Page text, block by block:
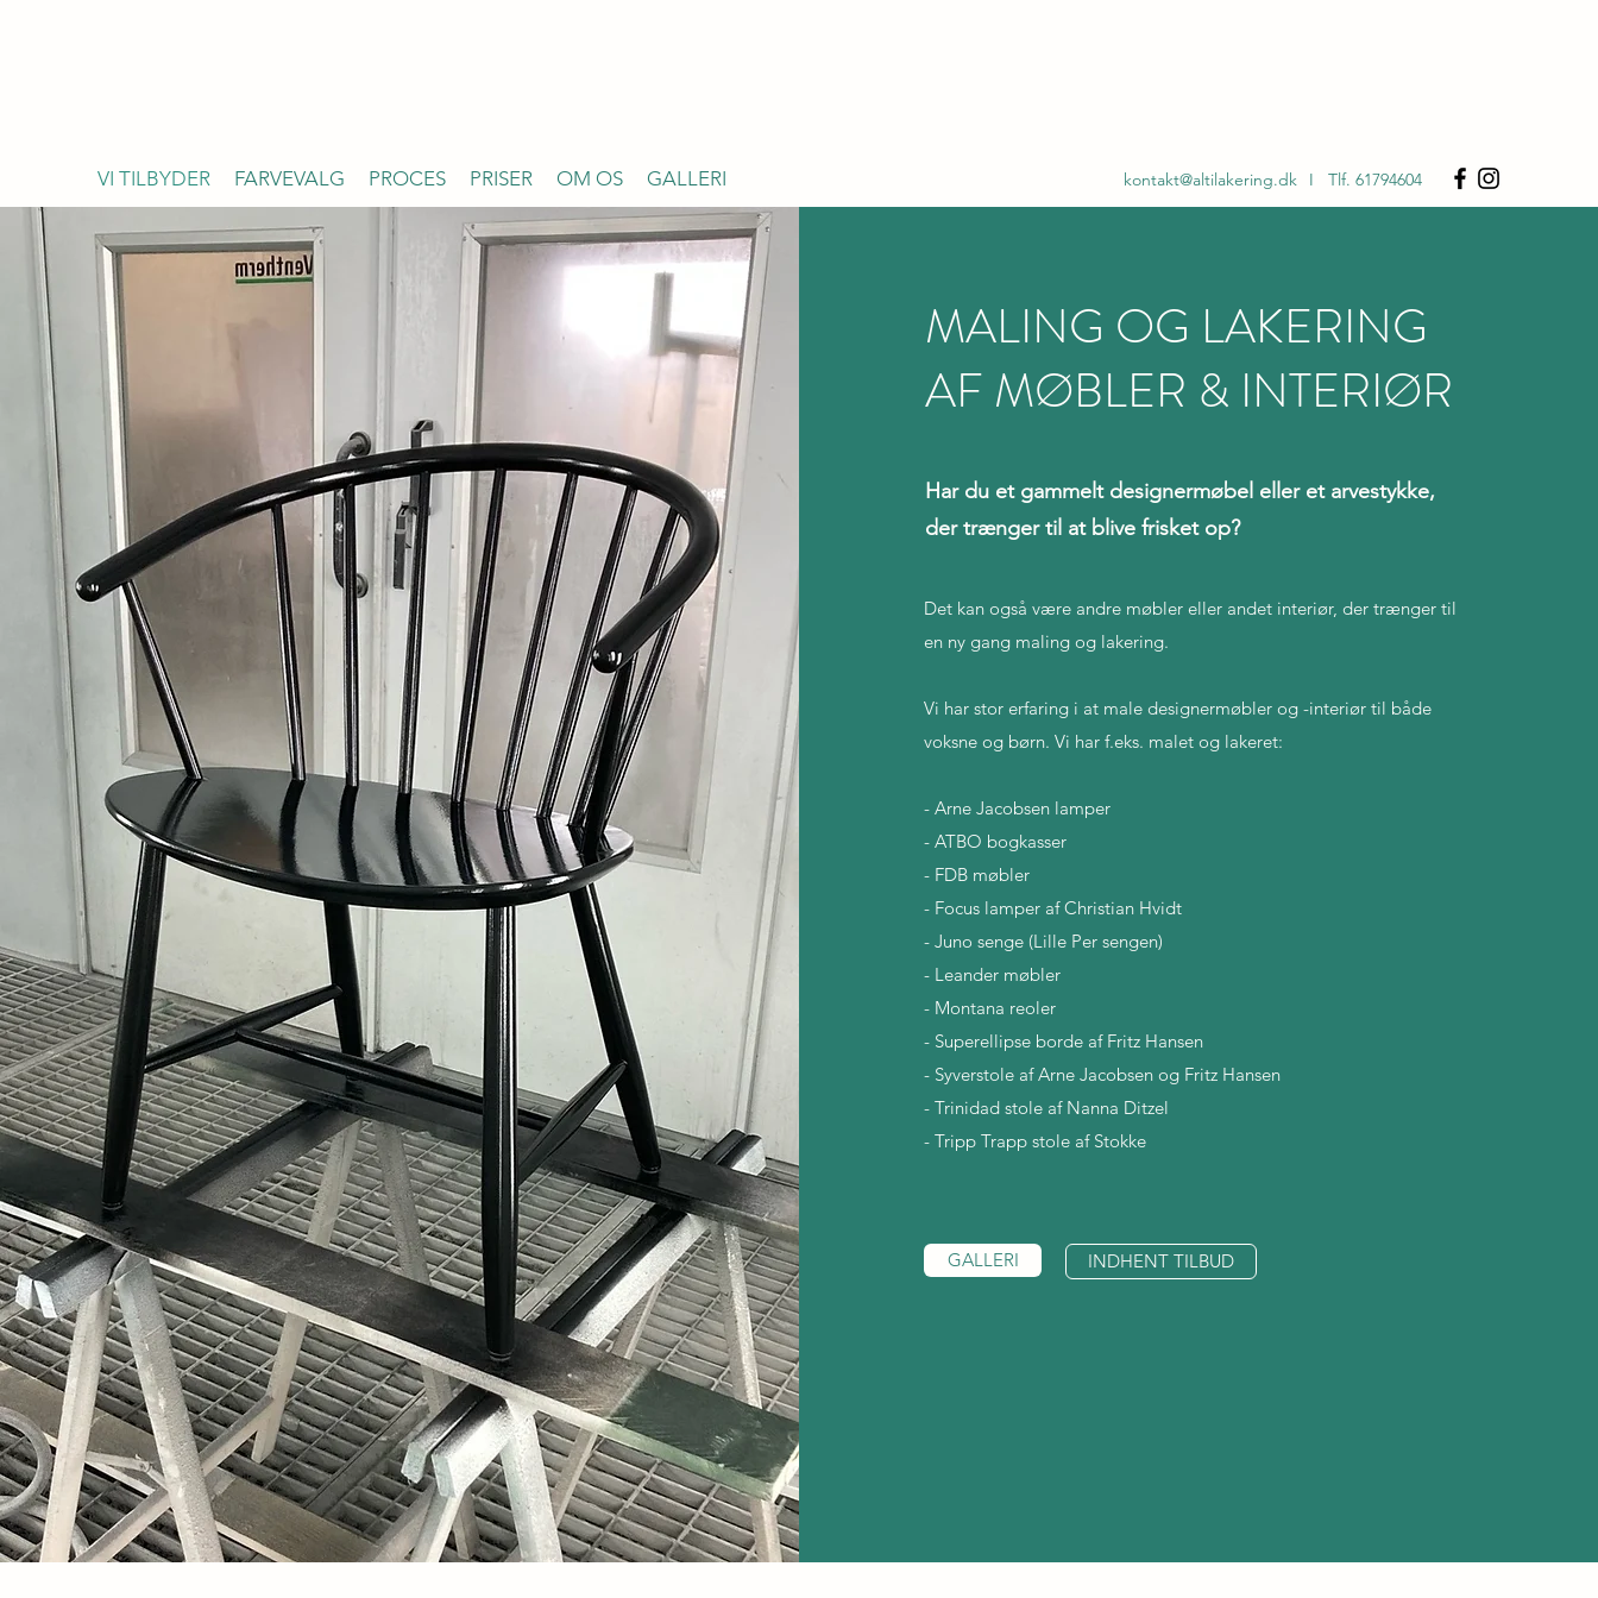
VI TILBYDER FARVEVALG PROCES PRISER OM OS GALLERI kontakt@altilakering.dk I Tlf. 61794604
MALING OG LAKERING
AF MØBLER & INTERIØR
Har du et gammelt designermøbel eller et arvestykke,
der trænger til at blive frisket op?
Det kan også være andre møbler eller andet interiør, der trænger til
en ny gang maling og lakering.
Vi har stor erfaring i at male designermøbler og -interiør til både
voksne og børn. Vi har f.eks. malet og lakeret:
- Arne Jacobsen lamper
- ATBO bogkasser
- FDB møbler
- Focus lamper af Christian Hvidt
- Juno senge (Lille Per sengen)
- Leander møbler
- Montana reoler
- Superellipse borde af Fritz Hansen
- Syverstole af Arne Jacobsen og Fritz Hansen
- Trinidad stole af Nanna Ditzel
- Tripp Trapp stole af Stokke
GALLERI INDHENT TILBUD